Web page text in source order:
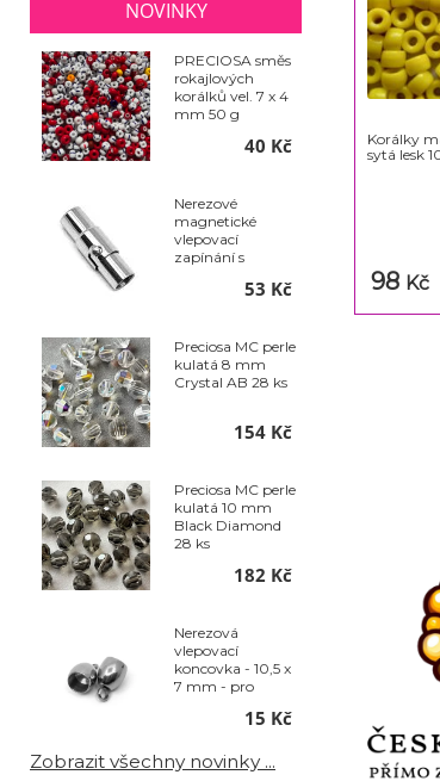
Korálky
sytá lesk
98 Kč
NOVINKY
PRECIOSA směs
rokajlových
korálků vel. 7 x 4
mm 50 g
40 Kč
Nerezové
magnetické
vlepovací
zapínání s
53 Kč
Preciosa MC perle
kulatá 8 mm
Crystal AB 28 ks
154 Kč
Preciosa MC perle
kulatá 10 mm
Black Diamond
28 ks
182 Kč
Nerezová
vlepovací
koncovka - 10,5 x
7 mm - pro
průměru 5 mm
15 Kč
Zobrazit všechny novinky ...